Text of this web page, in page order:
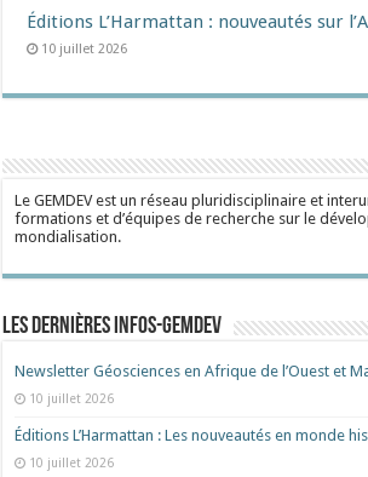
Éditions L’Harmattan : nouveautés sur
10 juillet 2026
Le GEMDEV est un réseau pluridisciplinaire et
formations et d’équipes de recherche sur le
mondialisation.
Les dernières Infos-Gemdev
Newsletter Géosciences en Afrique de l’Ouest et
10 juillet 2026
Éditions L’Harmattan : Les nouveautés en monde
10 juillet 2026